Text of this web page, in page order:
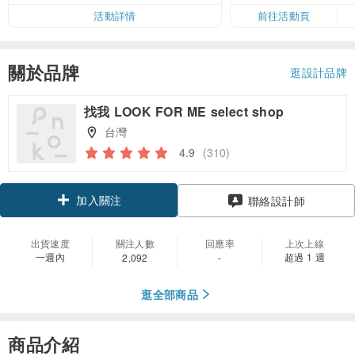
活動詳情
前往活動頁
關於品牌 逛設計品牌
找我 LOOK FOR ME select shop
台灣
4.9 (310)
加入關注 聯絡設計師
出貨速度
一週內
關注人數
2,092
回應率
-
上次上線
超過 1 週
逛全部商品
商品介紹